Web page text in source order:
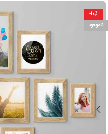
-10%
ناموجود